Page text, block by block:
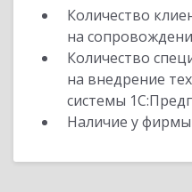
Количество
на
Количество
на внедрение
системы
Наличие у фирмы